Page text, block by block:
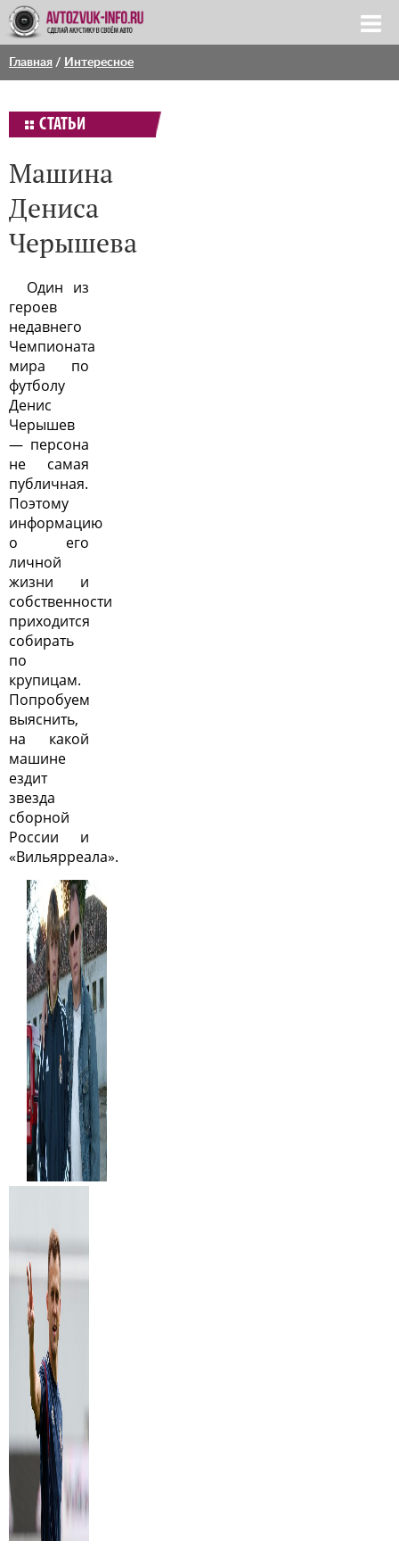
Главная / Интересное
СТАТЬИ
Машина
Дениса
Черышева
Один из
героев
недавнего
Чемпионата
мира по
футболу
Денис
Черышев
— персона
не самая
публичная.
Поэтому
информацию
о его
личной
жизни и
собственности
приходится
собирать
по
крупицам.
Попробуем
выяснить,
на какой
машине
ездит
звезда
сборной
России и
«Вильярреала».